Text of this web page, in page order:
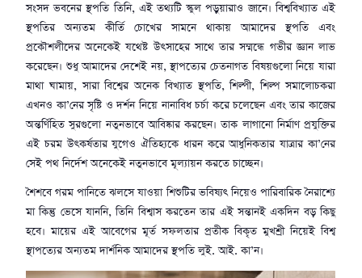
সংসদ ভবনের স্থপতি তিনি, এই তথ্যটি স্কুল পড়ুয়ারাও জানে। বিশ্ববিখ্যাত এই
স্থপতির অন্যতম কীর্তি চোখের সামনে থাকায় আমাদের স্থপতি এবং
প্রকৌশলীদের অনেকেই যথেষ্ট উৎসাহের সাথে তার সম্মন্ধে গভীর জ্ঞান লাভ
করেছেন। শুধু আমাদের দেশেই নয়, স্থাপত্যের চেতনাগত বিষয়গুলো নিয়ে যারা
মাথা ঘামায়, সারা বিশ্বের অনেক বিখ্যাত স্থপতি, শিল্পী, শিল্প সমালোচকরা
এখনও কা’নের সৃষ্টি ও দর্শন নিয়ে নানাবিধ চর্চা করে চলেছেন এবং তার কাজের
অন্তর্ণিহিত সুরগুলো নতুনভাবে আবিষ্কার করছেন। তাক লাগানো নির্মাণ প্রযুক্তির
এই চরম উৎকর্ষতার যুগেও ঐতিহ্যকে ধারন করে আধুনিকতার যাত্রার কা’নের
সেই পথ নির্দেশ অনেকেই নতুনভাবে মূল্যায়ন করতে চাচ্ছেন।
শৈশবে গরম পানিতে ঝলসে যাওয়া শিশুটির ভবিষ্যৎ নিয়েও পারিবারিক নৈরাশ্যে
মা কিন্তু ভেসে যাননি, তিনি বিশ্বাস করতেন তার এই সন্তানই একদিন বড় কিছু
হবে। মায়ের এই আবেগের মূর্ত সফলতার প্রতীক বিকৃত মুখশ্রী নিয়েই বিশ্ব
স্থাপত্যের অন্যতম দার্শনিক আমাদের স্থপতি লুই. আই. কা’ন।